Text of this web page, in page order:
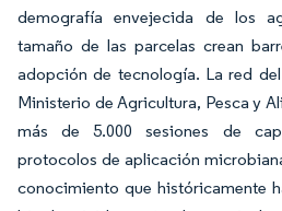
demografía envejecida de los
tamaño de las parcelas crean
adopción de tecnología. La red
Ministerio de Agricultura, Pesca y
más de 5.000 sesiones de
protocolos de aplicación
conocimiento que históricamente